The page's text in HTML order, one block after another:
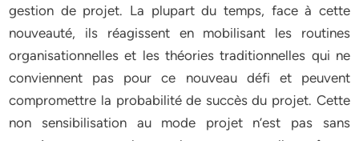
gestion de projet. La plupart du temps, face à cette
nouveauté, ils réagissent en mobilisant les routines
organisationnelles et les théories traditionnelles qui ne
conviennent pas pour ce nouveau défi et peuvent
compromettre la probabilité de succès du projet. Cette
non sensibilisation au mode projet n’est pas sans